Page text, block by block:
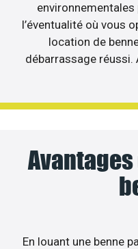
l’éventualité où vous
location de
débarrassage réussi.
En louant une benne